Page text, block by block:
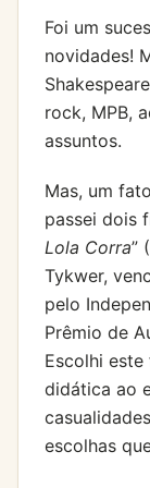
Foi um
novidades!
rock, MPB,
assuntos.
Mas, um
passei dois
Lola Corra”
Tykwer,
pelo
Prêmio de
Escolhi
didática ao
escolhas